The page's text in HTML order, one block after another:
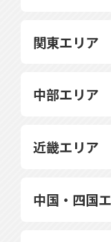
関東エリア
中部エリア
近畿エリア
中国・四国